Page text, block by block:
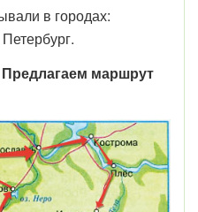
в городах:
маршрут